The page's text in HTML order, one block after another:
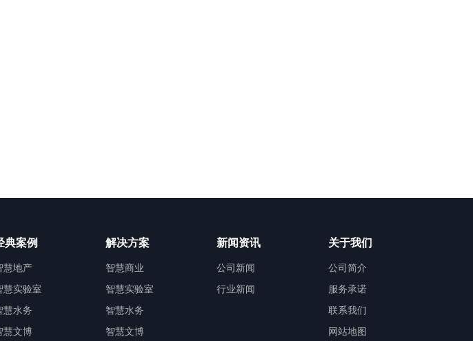
典案例
慧地产
慧实验室
慧水务
慧文博
解决方案
智慧商业
智慧实验室
智慧水务
智慧文博
新闻资讯
公司新闻
行业新闻
关于我们
公司简介
服务承诺
联系我们
网站地图